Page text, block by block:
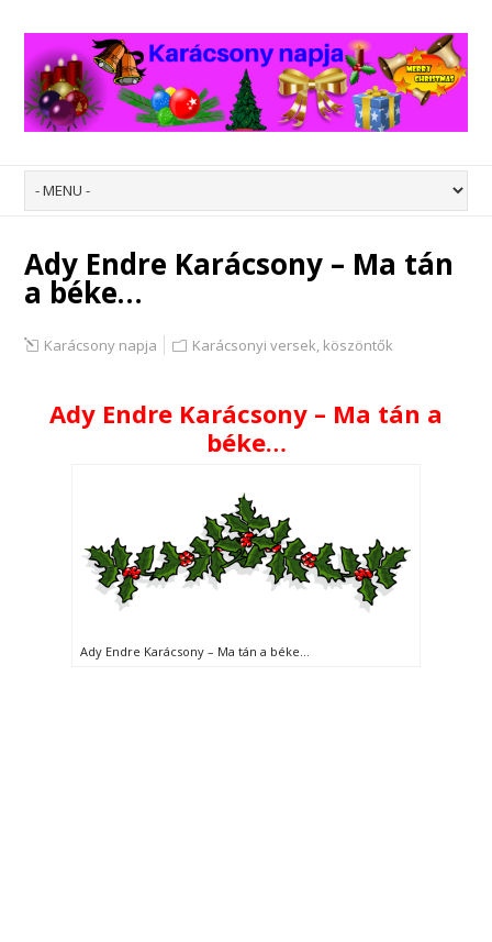
Ady Endre Karácsony – Ma tán
a béke…
Karácsony napja Karácsonyi versek, köszöntők
Ady Endre Karácsony – Ma tán a
béke…
Ady Endre Karácsony – Ma tán a béke…